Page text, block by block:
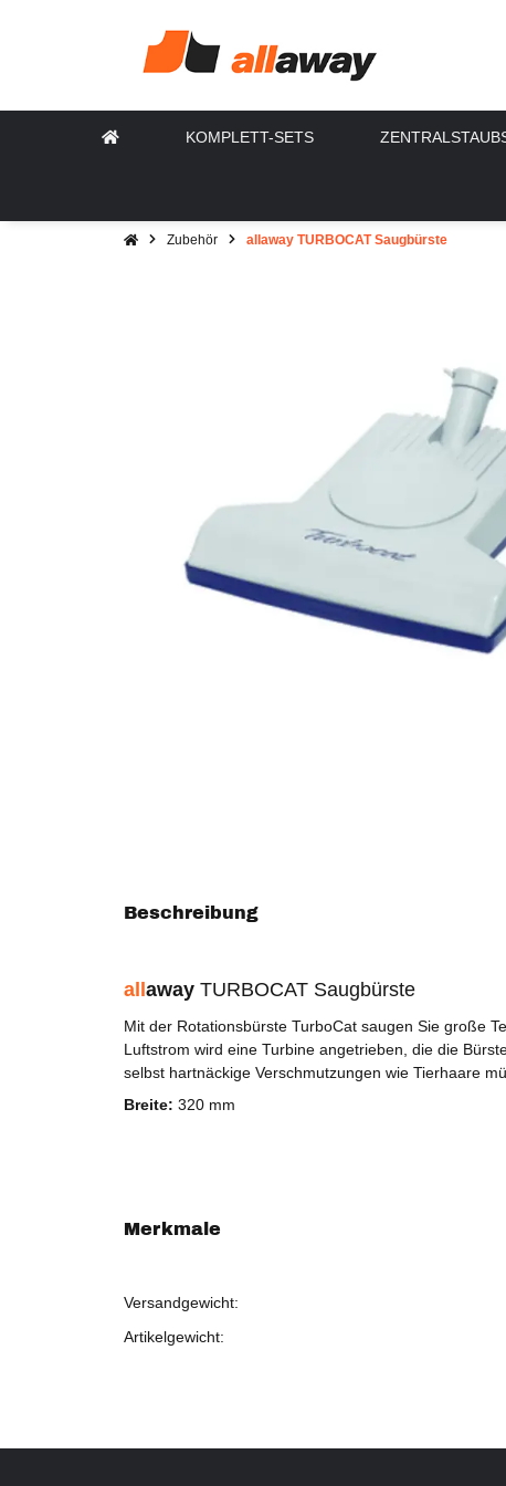
KOMPLETT-SETS
Zubehör allaway TURBOCAT Saugbürste
Beschreibung
allaway TURBOCAT Saugbürste
Mit der Rotationsbürste TurboCat saugen Sie große
Luftstrom wird eine Turbine angetrieben, die die
selbst hartnäckige Verschmutzungen wie Tierhaare
Breite: 320 mm
Merkmale
Versandgewicht:
Artikelgewicht: